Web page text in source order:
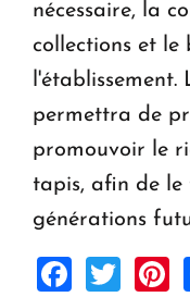
nécessaire, la
collections et le
l'établissement.
permettra de
promouvoir le
tapis, afin de
générations